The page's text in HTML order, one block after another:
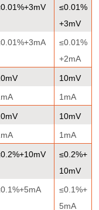
≤0.01%
+3mV
≤0.01%
+2mA
10mV
1mA
10mV
1mA
≤0.2%+
10mV
≤0.1%+
5mA